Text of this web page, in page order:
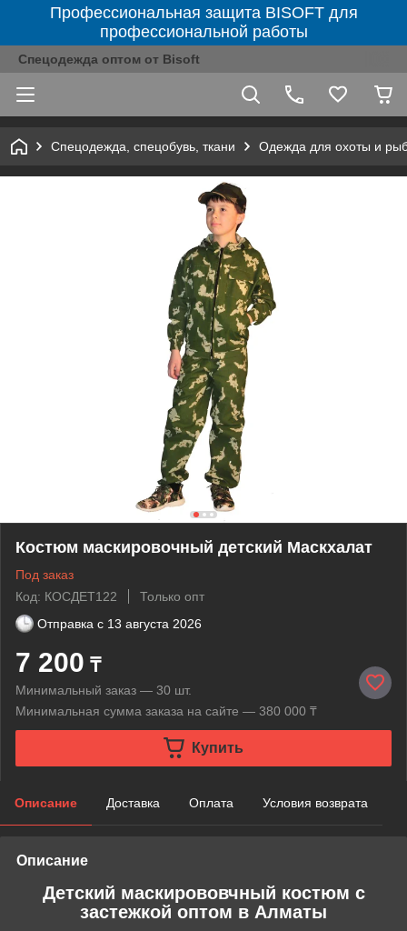
Профессиональная защита BISOFT для
профессиональной работы
Спецодежда оптом от Bisoft
Спецодежда, спецобувь, ткани Одежда для охоты и
Костюм маскировочный детский Маскхалат
Под заказ
Код: КОСДЕТ122
Только опт
Отправка с 13 августа 2026
7 200 ₸
Минимальный заказ — 30 шт.
Минимальная сумма заказа на сайте — 380 000 ₸
Купить
Описание Доставка Оплата Условия возврата
Описание
Детский маскирововчный костюм с
застежкой оптом в Алматы